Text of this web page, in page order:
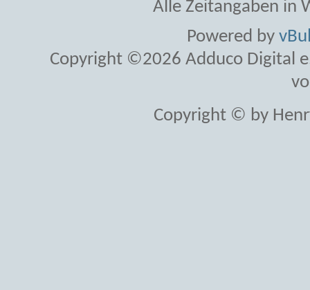
Alle Zeitangaben in
Powered by
Copyright ©2026 Adduco Digital
Copyright © by